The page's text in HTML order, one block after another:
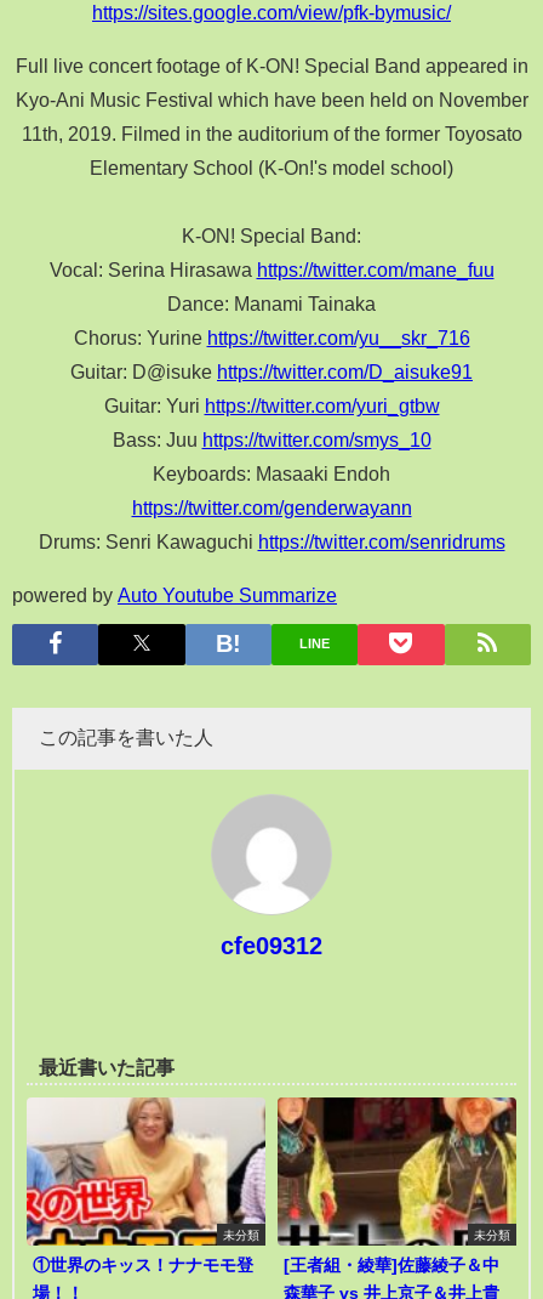
https://sites.google.com/view/pfk-bymusic/
Full live concert footage of K-ON! Special Band appeared in
Kyo-Ani Music Festival which have been held on November
11th, 2019. Filmed in the auditorium of the former Toyosato
Elementary School (K-On!'s model school)
K-ON! Special Band:
Vocal: Serina Hirasawa https://twitter.com/mane_fuu
Dance: Manami Tainaka
Chorus: Yurine https://twitter.com/yu__skr_716
Guitar: D@isuke https://twitter.com/D_aisuke91
Guitar: Yuri https://twitter.com/yuri_gtbw
Bass: Juu https://twitter.com/smys_10
Keyboards: Masaaki Endoh
https://twitter.com/genderwayann
Drums: Senri Kawaguchi https://twitter.com/senridrums
powered by Auto Youtube Summarize
LINE
この記事を書いた人
cfe09312
最近書いた記事
未分類
①世界のキッス！ナナモモ登
場！！
未分類
[王者組・綾華]佐藤綾子＆中
森華子 vs 井上京子＆井上貴